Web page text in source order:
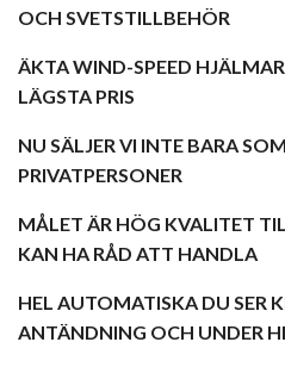
OCH SVETSTILLBEHÖR
ÄKTA WIND-SPEED
LÄGSTA PRIS
NU SÄLJER VI INTE BARA
PRIVATPERSONER
MÅLET ÄR HÖG KVALITET
KAN HA RÅD ATT HANDLA
HEL AUTOMATISKA DU SER
ANTÄNDNING OCH UNDER